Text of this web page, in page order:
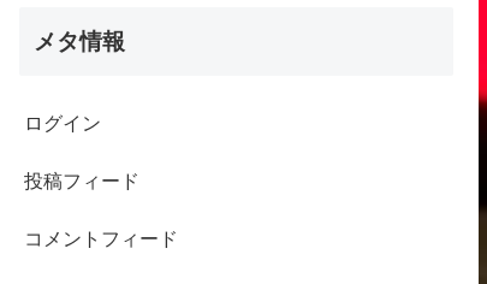
メタ情報
ログイン
投稿フィード
コメントフィード